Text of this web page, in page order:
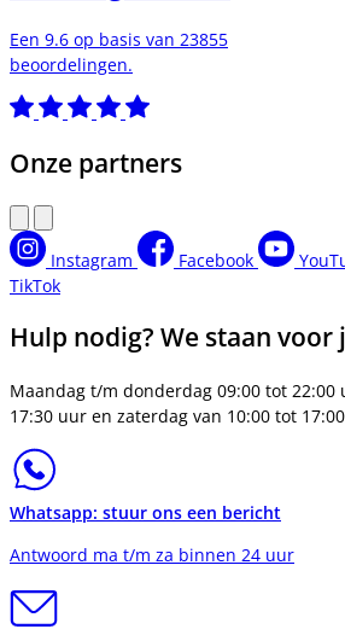
Een 9.6 op basis van 23855
beoordelingen.
Onze partners
Instagram Facebook
TikTok
Hulp nodig? We staan voor
Maandag t/m donderdag 09:00 tot 22:00
17:30 uur en zaterdag van 10:00 tot
Whatsapp: stuur ons een bericht
Antwoord ma t/m za binnen 24 uur